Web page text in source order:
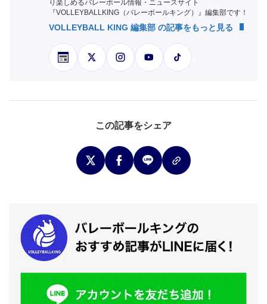
り楽しめるバレーボール情報・ニュースサイト
『VOLLEYBALLKING（バレーボールキング）』編集部です！
VOLLEYBALL KING 編集部 の記事をもっと見る
この記事をシェア